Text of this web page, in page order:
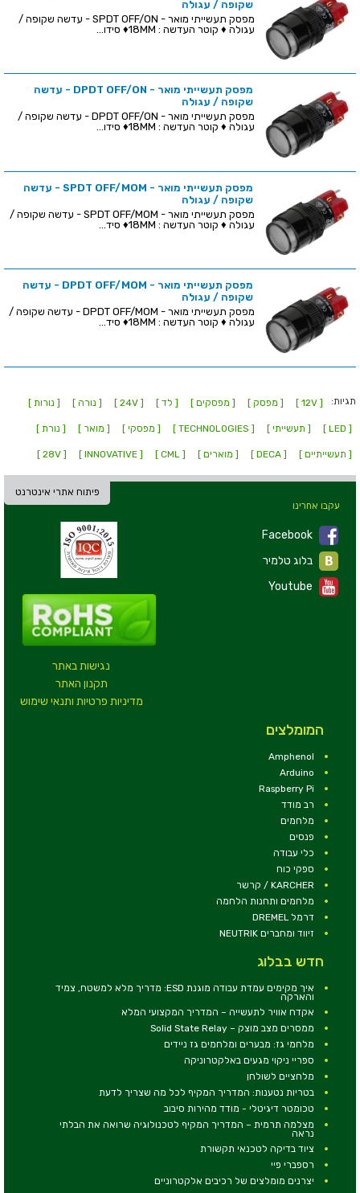
שקופה / עגולה
מפסק תעשייתי מואר - SPDT OFF/ON - עדשה שקופה /
עגולה ♦ קוטר העדשה : 18MM♦ סידו...
מפסק תעשייתי מואר - DPDT OFF/ON - עדשה
שקופה / עגולה
מפסק תעשייתי מואר - DPDT OFF/ON - עדשה שקופה /
עגולה ♦ קוטר העדשה : 18MM♦ סידו...
מפסק תעשייתי מואר - SPDT OFF/MOM - עדשה
שקופה / עגולה
מפסק תעשייתי מואר - SPDT OFF/MOM - עדשה שקופה /
עגולה ♦ קוטר העדשה : 18MM♦ סיד...
מפסק תעשייתי מואר - DPDT OFF/MOM - עדשה
שקופה / עגולה
מפסק תעשייתי מואר - DPDT OFF/MOM - עדשה שקופה /
עגולה ♦ קוטר העדשה : 18MM♦ סיד...
תגיות: [ 12V ] [ מפסק ] [ מפסקים ] [ לד ] [ 24V ] [ נורה ] [ נורות ]
[ LED ] [ תעשייתי ] [ TECHNOLOGIES ] [ מפסקי ] [ מואר ] [ נורת ]
[ תעשייתיים ] [ DECA ] [ מוארים ] [ CML ]
[ INNOVATIVE ]
[ 28V ]
פיתוח אתרי אינטרנט
נגישות באתר
תקנון האתר
מדיניות פרטיות ותנאי שימוש
עקבו אחרינו
Facebook
Youtube
המומלצים
Amphenol
Arduino
Raspberry Pi
רב מודד
מלחמים
פנסים
כלי עבודה
ספקי כוח
KARCHER / קרשר
מלחמים ותחנות הלחמה
דרמל DREMEL
זיווד ומחברים NEUTRIK
חדש בבלוג
איך מקימים עמדת עבודה מוגנת ESD: מדריך מלא למשטח, צמיד
והארקה
אקדח אוויר לתעשייה – המדריך המקצועי המלא
ממסרים מצב מוצק – Solid State Relay
מלחמי גז: מבערים ומלחמים גז ניידים
ספריי ניקוי מגעים באלקטרוניקה
מלחציים לשולחן
בטריות נטענות: המדריך המקיף לכל מה שצריך לדעת
טכומטר דיגיטלי - מודד מהירות סיבוב
מצלמה תרמית – המדריך המקיף לטכנולוגיה שרואה את הבלתי
נראה
ציוד בדיקה לטכנאי תקשורת
רספברי פיי
יצרנים מומלצים של רכיבים אלקטרוניים